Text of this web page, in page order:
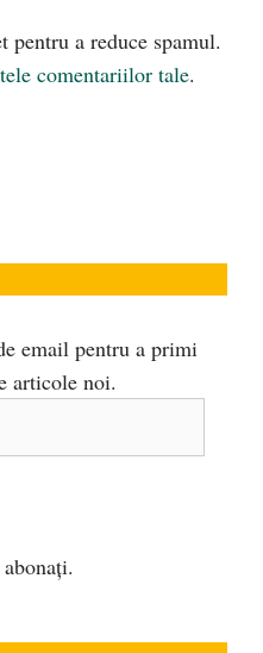
pentru a reduce spamul.
comentariilor tale.
email pentru a primi
articole noi.